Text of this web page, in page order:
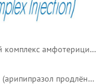
Abelcet / Эйбелсет / Абелцет (липидный комплекс амфотерицина B)
Abilify Asimtufii / Абилифай Асимтуфай (арипипразол продлённого действия)